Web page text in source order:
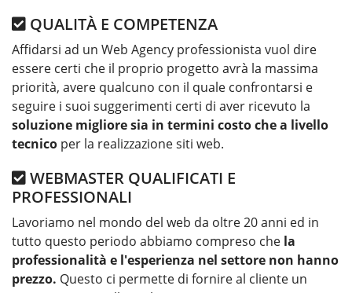
QUALITÀ E COMPETENZA
Affidarsi ad un Web Agency professionista vuol dire
essere certi che il proprio progetto avrà la massima
priorità, avere qualcuno con il quale confrontarsi e
seguire i suoi suggerimenti certi di aver ricevuto la
soluzione migliore sia in termini costo che a livello
tecnico per la realizzazione siti web.
WEBMASTER QUALIFICATI E
PROFESSIONALI
Lavoriamo nel mondo del web da oltre 20 anni ed in
tutto questo periodo abbiamo compreso che la
professionalità e l'esperienza nel settore non hanno
prezzo. Questo ci permette di fornire al cliente un